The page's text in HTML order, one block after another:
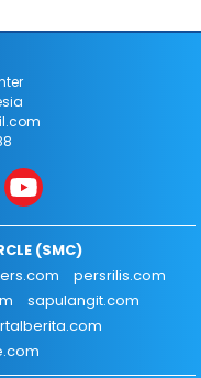
(SMC)
persrilis.com
sapulangit.com